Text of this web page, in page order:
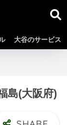
大谷のサービス
島(大阪府)